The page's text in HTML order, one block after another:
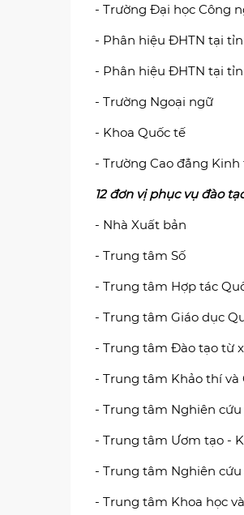
- Trường Đại học Công
- Phân hiệu ĐHTN tại
- Phân hiệu ĐHTN tại
- Trường Ngoại ngữ
- Khoa Quốc tế
- Trường Cao đẳng
12 đơn vị phục vụ đào
- Nhà Xuất bản
- Trung tâm Số
- Trung tâm Hợp tác
- Trung tâm Giáo dục
- Trung tâm Đào tạo từ
- Trung tâm Khảo thí và
- Trung tâm Nghiên
- Trung tâm Ươm tạo -
- Trung tâm Nghiên
- Trung tâm Khoa học